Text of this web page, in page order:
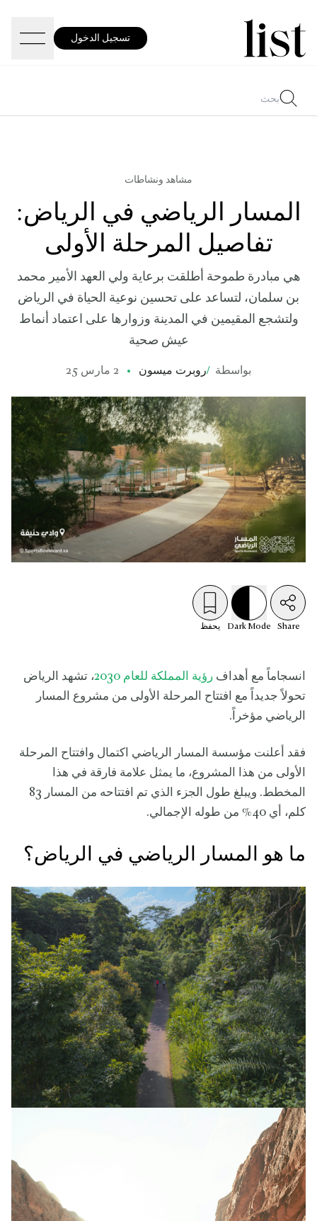
تسجيل الدخول
مشاهد ونشاطات
المسار الرياضي في الرياض:
تفاصيل المرحلة الأولى
هي مبادرة طموحة أطلقت برعاية ولي العهد الأمير محمد
بن سلمان، لتساعد على تحسين نوعية الحياة في الرياض
ولتشجع المقيمين في المدينة وزوارها على اعتماد أنماط
عيش صحية
بواسطة /روبرت ميسون 2 مارس 25
Share
Dark Mode يحفظ
انسجاماً مع أهداف رؤية المملكة للعام 2030
، تشهد الرياض
تحولاً جديداً مع افتتاح المرحلة الأولى من مشروع المسار
الرياضي مؤخراً.
فقد أعلنت مؤسسة المسار الرياضي اكتمال وافتتاح المرحلة
الأولى من هذا المشروع، ما يمثل علامة فارقة في هذا
المخطط. ويبلغ طول الجزء الذي تم افتتاحه من المسار 83
كلم، أي 40% من طوله الإجمالي.
ما هو المسار الرياضي في الرياض؟